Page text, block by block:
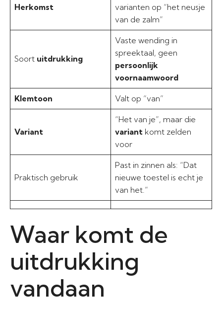
Herkomst
varianten op “het neusje
van de zalm”
Soort uitdrukking
Vaste wending in
spreektaal, geen
persoonlijk
voornaamwoord
Klemtoon Valt op “van”
Variant
“Het van je”, maar die
variant komt zelden
voor
Praktisch gebruik
Past in zinnen als: “Dat
nieuwe toestel is echt je
van het.”
Waar komt de
uitdrukking
vandaan